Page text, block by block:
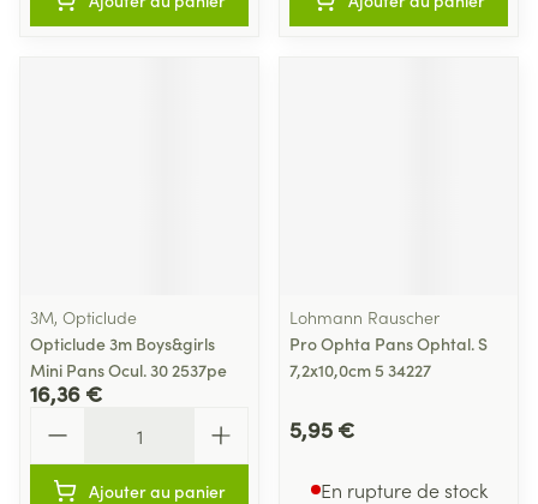
3M, Opticlude
Opticlude 3m Boys&girls
Mini Pans Ocul. 30 2537pe
16,36 €
Ajouter au panier
Lohmann Rauscher
Pro Ophta Pans Ophtal. S
7,2x10,0cm 5 34227
5,95 €
En rupture de stock